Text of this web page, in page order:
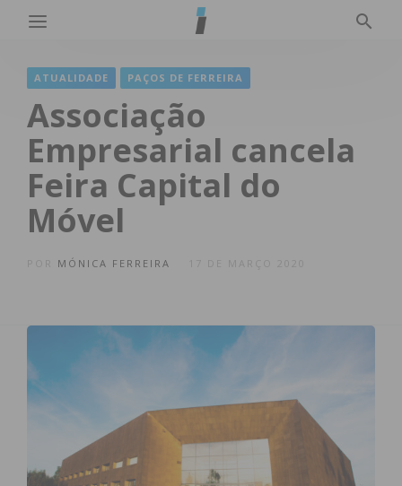
ATUALIDADE PAÇOS DE FERREIRA
Associação
Empresarial cancela
Feira Capital do
Móvel
MÓNICA FERREIRA 17 DE MARÇO 2020